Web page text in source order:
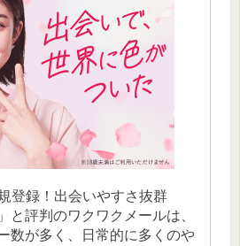
登録！出会いやすさ抜群
と評判のワクワクメールは、
数が多く、日常的に多くのや